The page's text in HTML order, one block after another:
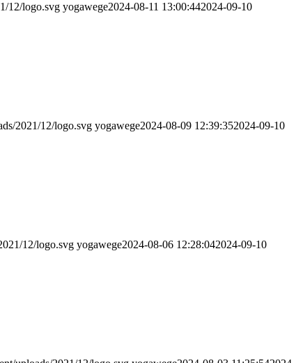
12/logo.svg yogawege2024-08-11 13:00:442024-09-10
2021/12/logo.svg yogawege2024-08-09 12:39:352024-09-10
12/logo.svg yogawege2024-08-06 12:28:042024-09-10